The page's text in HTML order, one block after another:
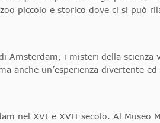
piccolo e storico dove ci si può
Amsterdam, i misteri della scienza
anche un’esperienza divertente ed
nel XVI e XVII secolo. Al Museo